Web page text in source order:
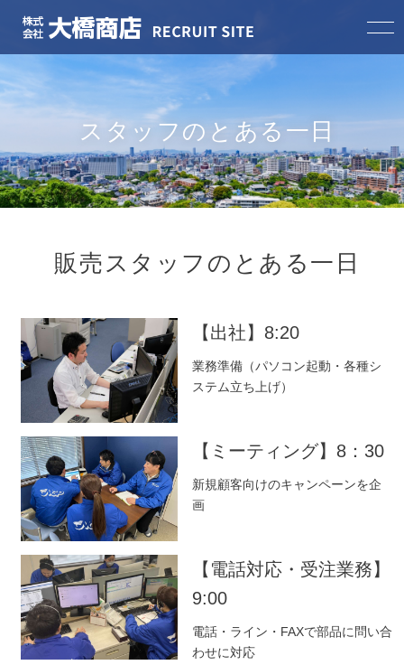
HOME
大橋商店の特徴
スタッフインタビュー
スタッフのとある一日
募集職種一覧
エントリー
スタッフのとある一日
販売スタッフのとある一日
【出社】8:20
業務準備（パソコン起動・各種シ
ステム立ち上げ）
【ミーティング】8：30
新規顧客向けのキャンペーンを企
画
【電話対応・受注業務】
9:00
電話・ライン・FAXで部品に問い合
わせに対応